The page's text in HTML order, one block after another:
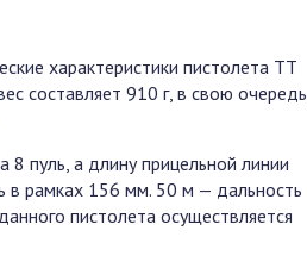
характеристики пистолета ТТ
составляет 910 г, в свою очередь,
8 пуль, а длину прицельной линии
в рамках 156 мм. 50 м — дальность
пистолета осуществляется